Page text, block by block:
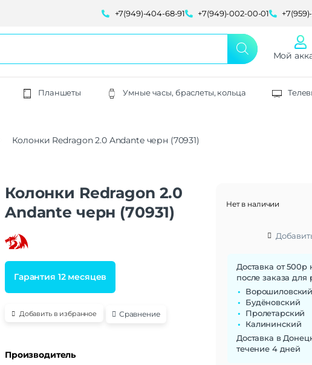
+7(949)-404-68-91 +7(949)-002-00-01
Мой
Планшеты Умные часы, браслеты, кольца
Колонки Redragon 2.0 Andante черн (70931)
Колонки Redragon 2.0
Andante черн (70931)
Гарантия 12 месяцев
Добавить в избранное Сравнение
Производитель
Нет в наличии
Доставка от
после заказа для
Ворошиловский
Будёновский
Пролетарский
Калининский
Доставка в
течение 4 дней